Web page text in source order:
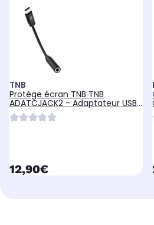
TNB
Protège écran TNB TNB
ADATCJACK2 - Adaptateur USB
Type-C v
currentPrice
12,90€